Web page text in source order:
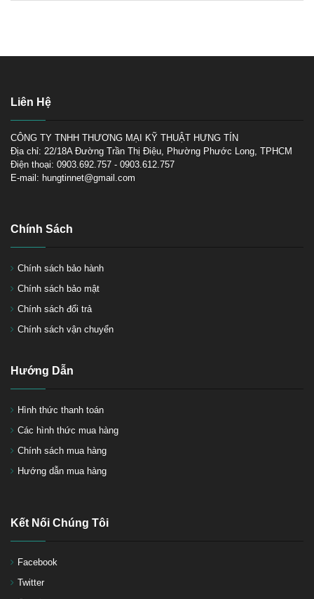
tròn
TOP 3 máy chà nhám Makita
tốt nhất để mua hiện nay
Liên Hệ
CÔNG TY TNHH THƯƠNG MẠI KỸ THUẬT HƯNG TÍN
Địa chỉ: 22/18A Đường Trần Thị Điệu, Phường Phước Long, TPHCM
Điện thoại: 0903.692.757 - 0903.612.757
E-mail: hungtinnet@gmail.com
Chính Sách
Chính sách bảo hành
Chính sách bảo mật
Chính sách đổi trả
Chính sách vận chuyển
Hướng Dẫn
Hình thức thanh toán
Các hình thức mua hàng
Chính sách mua hàng
Hướng dẫn mua hàng
Kết Nối Chúng Tôi
Facebook
Twitter